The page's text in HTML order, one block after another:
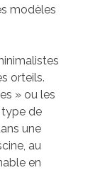
modèles
orteils.
» ou les
type de
une
au
en